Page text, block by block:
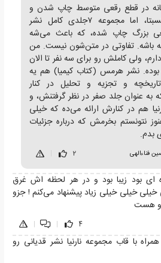
در قطع رقعی متوسط چاپ شدن و
متن‌شون بزرگ‌تره نسبتا، اما مجموعه ۷جلدی کامل نشر
بزرگ چاپ شده، که باعث می‌شه
باشه. تفاوتی در متن‌شون نیست. من
ولی کاملش رو برای سه نفر تا الان
نشر هرمس (کتاب کیمیا) هم یه
و تجزیه و تحلیل در کنار
عنوان جلد صفر در نظر گرفتنش، و
هم در کنارش ارائه می‌ده که خیلی
نتونستم بخرمش که درباره جزئیات
بدم.
فناءالهی 2
ای بود زیبا بود و در هر لحظه اش غرق
خیلی خیلی زیاد پیشنهاد می‌کنم ! جزو
و هست
4
|
|
نسخه ۷ جلدی همراه با قاب مجموعه نارنیا نشر قدیانی رو